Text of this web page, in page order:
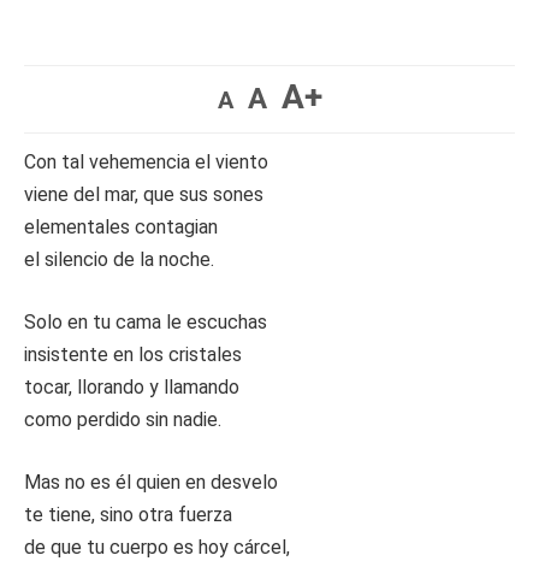
A A A+
Con tal vehemencia el viento
viene del mar, que sus sones
elementales contagian
el silencio de la noche.
Solo en tu cama le escuchas
insistente en los cristales
tocar, llorando y llamando
como perdido sin nadie.
Mas no es él quien en desvelo
te tiene, sino otra fuerza
de que tu cuerpo es hoy cárcel,